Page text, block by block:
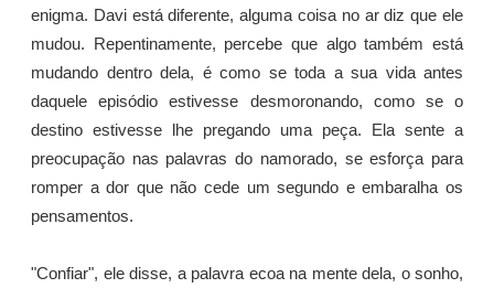
enigma. Davi está diferente, alguma coisa no ar diz que ele
mudou. Repentinamente, percebe que algo também está
mudando dentro dela, é como se toda a sua vida antes
daquele episódio estivesse desmoronando, como se o
destino estivesse lhe pregando uma peça. Ela sente a
preocupação nas palavras do namorado, se esforça para
romper a dor que não cede um segundo e embaralha os
pensamentos.
"Confiar", ele disse, a palavra ecoa na mente dela, o sonho,